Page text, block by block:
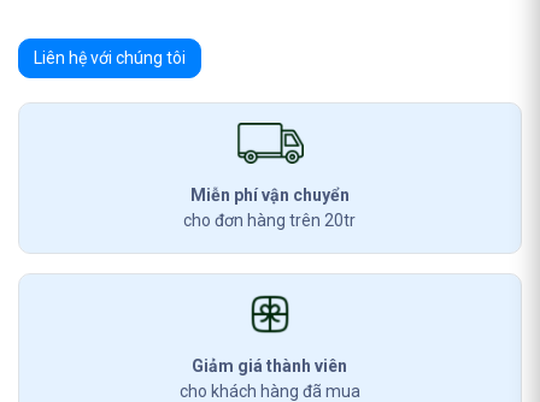
Liên hệ với chúng tôi
Miễn phí vận chuyển
cho đơn hàng trên 20tr
Giảm giá thành viên
cho khách hàng đã mua